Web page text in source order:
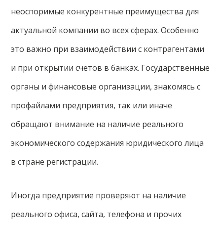
неоспоримые конкурентные преимущества для
актуальной компании во всех сферах. Особенно
это важно при взаимодействии с контрагентами
и при открытии счетов в банках. Государственные
органы и финансовые организации, знакомясь с
профайлами предприятия, так или иначе
обращают внимание на наличие реального
экономического содержания юридического лица
в стране регистрации.
Иногда предприятие проверяют на наличие
реального офиса, сайта, телефона и прочих